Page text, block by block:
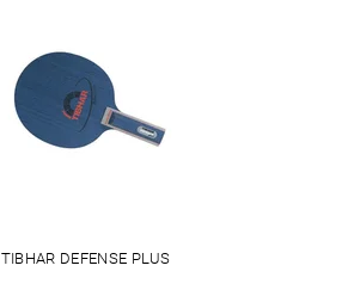
TIBHAR DEFENSE PLUS